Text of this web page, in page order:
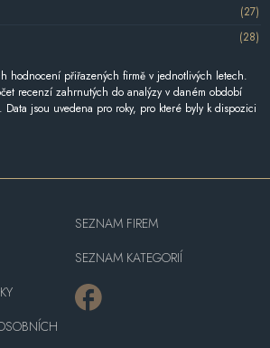
(27)
(28)
hodnocení přiřazených firmě v jednotlivých letech.
recenzí zahrnutých do analýzy v daném období
jsou uvedena pro roky, pro které byly k dispozici
SEZNAM FIREM
SEZNAM KATEGORIÍ